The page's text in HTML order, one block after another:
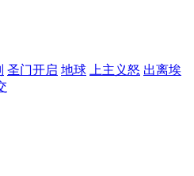
圣门开启 地球 上主义怒 出离埃